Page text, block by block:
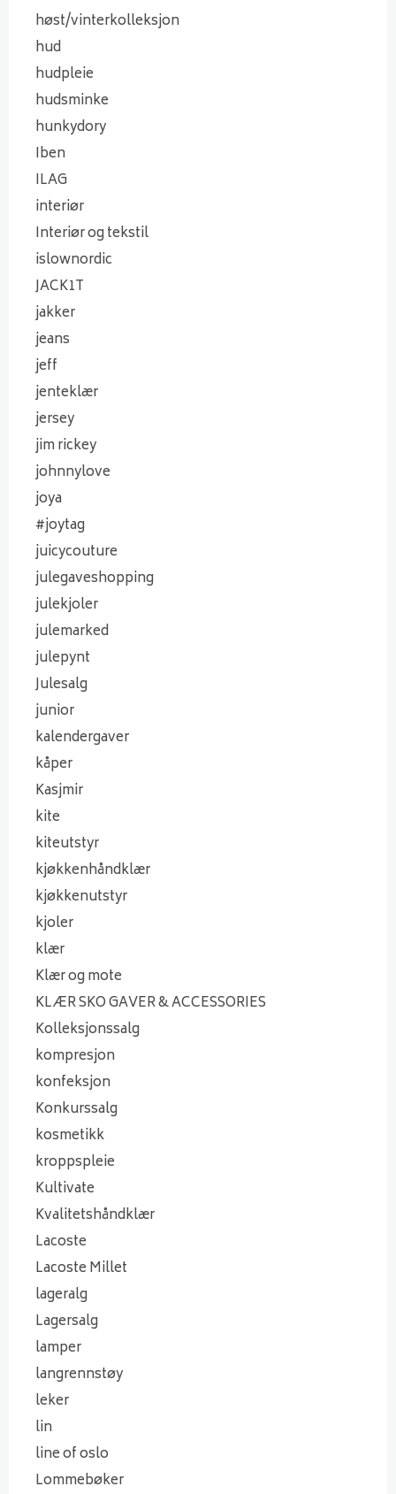
høst/vinterkolleksjon
hud
hudpleie
hudsminke
hunkydory
Iben
ILAG
interiør
Interiør og tekstil
islownordic
JACK1T
jakker
jeans
jeff
jenteklær
jersey
jim rickey
johnnylove
joya
#joytag
juicycouture
julegaveshopping
julekjoler
julemarked
julepynt
Julesalg
junior
kalendergaver
kåper
Kasjmir
kite
kiteutstyr
kjøkkenhåndklær
kjøkkenutstyr
kjoler
klær
Klær og mote
KLÆR SKO GAVER & ACCESSORIES
Kolleksjonssalg
kompresjon
konfeksjon
Konkurssalg
kosmetikk
kroppspleie
Kultivate
Kvalitetshåndklær
Lacoste
Lacoste Millet
lageralg
Lagersalg
lamper
langrennstøy
leker
lin
line of oslo
Lommebøker